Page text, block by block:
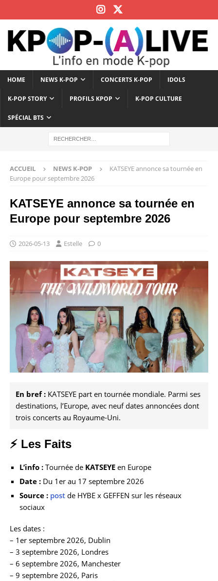
HOME NEWS K-POP CONCERTS K-POP IDOLS
K-POP STORY PROFILS KPOP K-POP CULTURE
SPÉCIAL BTS
ACCUEIL NEWS K-POP
KATSEYE annonce sa tournée en
Europe pour septembre 2026
KATSEYE annonce sa tournée en
Europe pour septembre 2026
2026-05-13 Estelle 0
En bref : KATSEYE part en tournée mondiale. Parmi ses
destinations, l’Europe, avec neuf dates annoncées dont
trois concerts au Royaume-Uni.
⚡ Les Faits
L’info : Tournée de KATSEYE en Europe
Date : Du 1er au 17 septembre 2026
Source : post de HYBE x GEFFEN sur les réseaux
sociaux
Les dates :
– 1er septembre 2026, Dublin
– 3 septembre 2026, Londres
– 6 septembre 2026, Manchester
– 9 septembre 2026, Paris